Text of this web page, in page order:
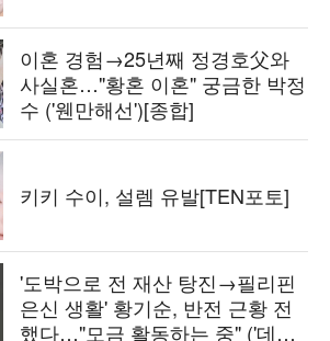
이혼 경험→25년째 정경호父와
사실혼…"황혼 이혼" 궁금한 박정
수 ('웬만해선')[종합]
키키 수이, 설렘 유발[TEN포토]
'도박으로 전 재산 탕진→필리핀
은신 생활' 황기순, 반전 근황 전
했다…"모금 활동하는 중" ('데이